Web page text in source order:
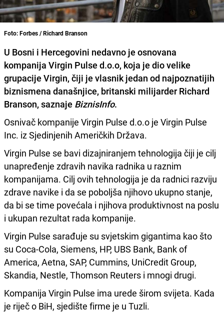
Foto: Forbes / Richard Branson
U Bosni i Hercegovini nedavno je osnovana
kompanija Virgin Pulse d.o.o, koja je dio velike
grupacije Virgin, čiji je vlasnik jedan od najpoznatijih
biznismena današnjice, britanski milijarder Richard
Branson, saznaje BiznisInfo.
Osnivač kompanije Virgin Pulse d.o.o je Virgin Pulse
Inc. iz Sjedinjenih Američkih Država.
Virgin Pulse se bavi dizajniranjem tehnologija čiji je cilj
unapređenje zdravih navika radnika u raznim
kompanijama. Cilj ovih tehnologija je da radnici razviju
zdrave navike i da se poboljša njihovo ukupno stanje,
da bi se time povećala i njihova produktivnost na poslu
i ukupan rezultat rada kompanije.
Virgin Pulse sarađuje su svjetskim gigantima kao što
su Coca-Cola, Siemens, HP, UBS Bank, Bank of
America, Aetna, SAP, Cummins, UniCredit Group,
Skandia, Nestle, Thomson Reuters i mnogi drugi.
Kompanija Virgin Pulse ima urede širom svijeta. Kada
je riječ o BiH, sjedište firme je u Tuzli.